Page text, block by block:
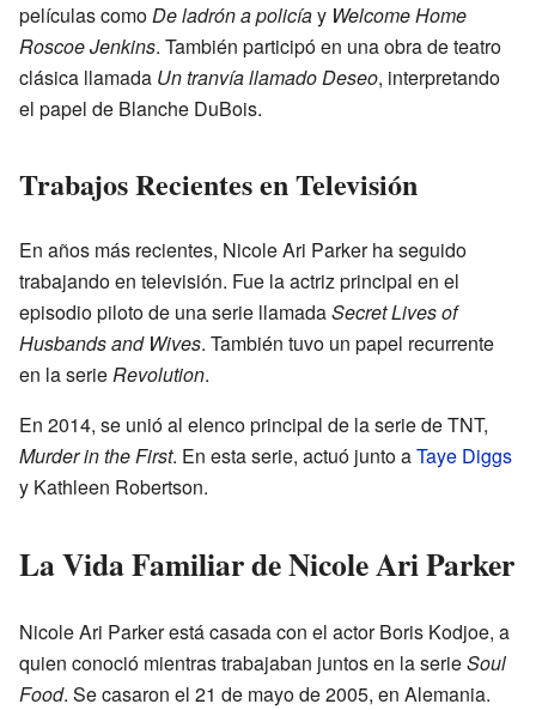
películas comoDe ladrón a policíay Welcome Home
Roscoe Jenkins. También participó en una obra de teatro
clásica llamada Un tranvía llamado Deseo, interpretando
el papel de Blanche DuBois.
Trabajos Recientes en Televisión
En años más recientes, Nicole Ari Parker ha seguido
trabajando en televisión. Fue la actriz principal en el
episodio piloto de una serie llamadaSecret Lives of
Husbands and Wives. También tuvo un papel recurrente
en la serieRevolution.
En 2014, se unió al elenco principal de la serie de TNT,
Murder in the First. En esta serie, actuó junto aTaye Diggs
y Kathleen Robertson.
La Vida Familiar de Nicole Ari Parker
Nicole Ari Parker está casada con el actor Boris Kodjoe, a
quien conoció mientras trabajaban juntos en la serieSoul
Food. Se casaron el 21 de mayo de 2005, en Alemania.